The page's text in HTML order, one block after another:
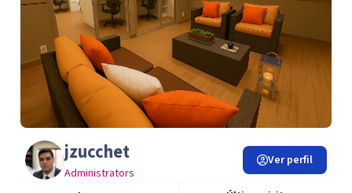
jzucchet
Administrators
Ver perfil